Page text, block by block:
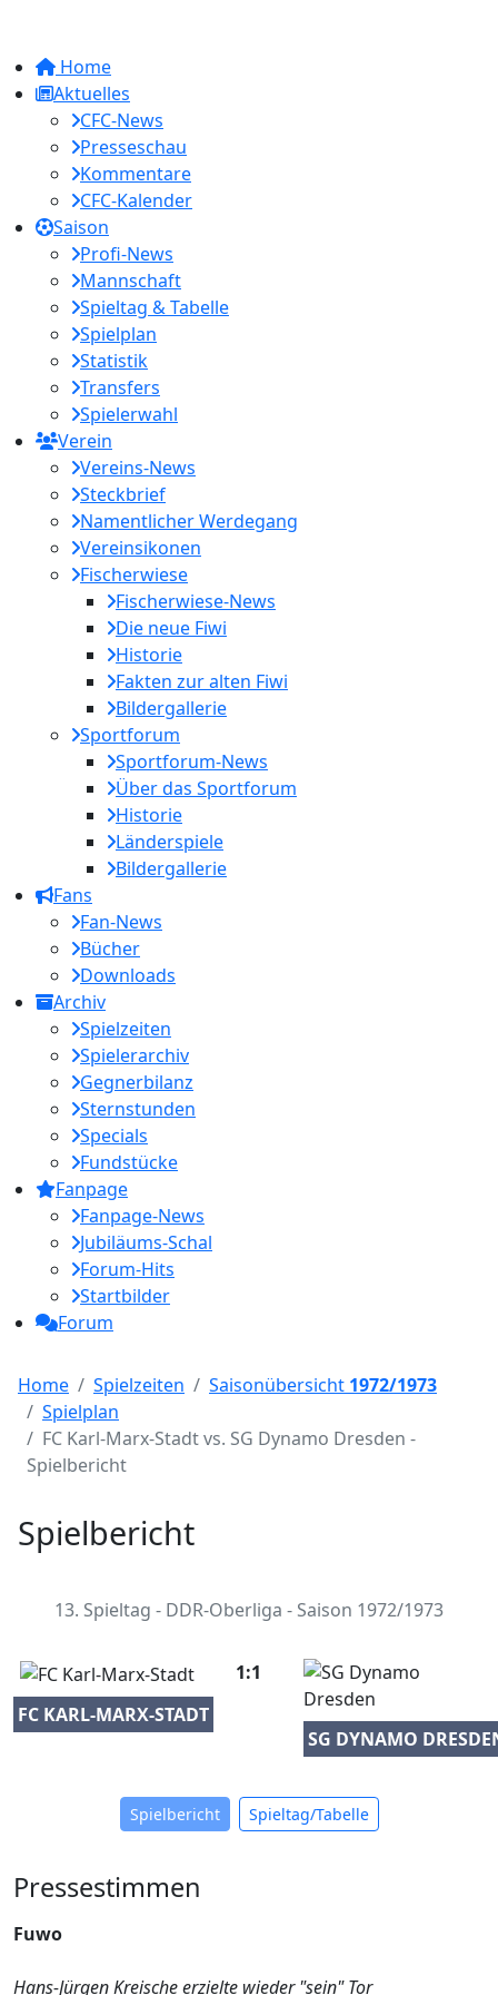
Home
Aktuelles
CFC-News
Presseschau
Kommentare
CFC-Kalender
Saison
Profi-News
Mannschaft
Spieltag & Tabelle
Spielplan
Statistik
Transfers
Spielerwahl
Verein
Vereins-News
Steckbrief
Namentlicher Werdegang
Vereinsikonen
Fischerwiese
Fischerwiese-News
Die neue Fiwi
Historie
Fakten zur alten Fiwi
Bildergallerie
Sportforum
Sportforum-News
Über das Sportforum
Historie
Länderspiele
Bildergallerie
Fans
Fan-News
Bücher
Downloads
Archiv
Spielzeiten
Spielerarchiv
Gegnerbilanz
Sternstunden
Specials
Fundstücke
Fanpage
Fanpage-News
Jubiläums-Schal
Forum-Hits
Startbilder
Forum
Home Spielzeiten Saisonübersicht 1972/1973
Spielplan
FC Karl-Marx-Stadt vs. SG Dynamo Dresden -
Spielbericht
Spielbericht
13. Spieltag - DDR-Oberliga - Saison 1972/1973
FC KARL-MARX-STADT
1:1
SG DYNAMO
Spielbericht Spieltag/Tabelle
Pressestimmen
Fuwo
Hans-Jürgen Kreische erzielte wieder "sein" Tor